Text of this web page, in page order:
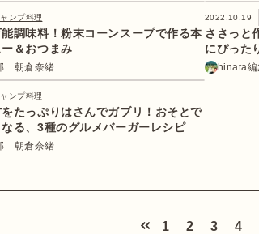
ンプ料理
調味料！粉末コーンスープで作る本
＆おつまみ
朝倉奈緒
2022.10.19
ささっと
にぴった
hinata
ンプ料理
たっぷりはさんでガブリ！おそとで
る、3種のグルメバーガーレシピ
朝倉奈緒
1 2 3 4